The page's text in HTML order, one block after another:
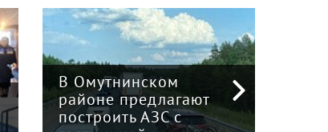
В Омутнинском
районе предлагают
построить АЗС с